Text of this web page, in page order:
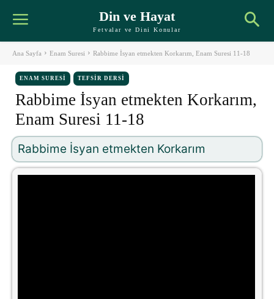
Din ve Hayat
Fetvalar ve Dini Konular
Ana Sayfa Enam Suresi Rabbime İsyan etmekten Korkarım, Enam Suresi 11-18
ENAM SURESI TEFSIR DERSI
Rabbime İsyan etmekten Korkarım,
Enam Suresi 11-18
Rabbime İsyan etmekten Korkarım